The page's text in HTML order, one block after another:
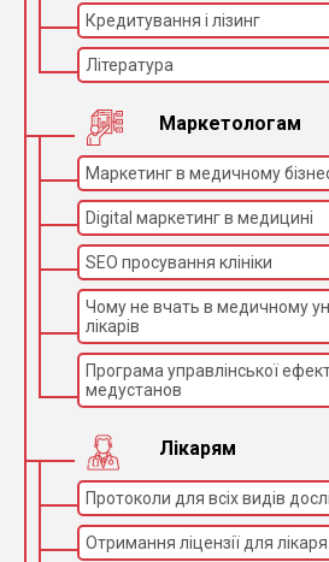
Кредитування і лізинг
Література
Маркетологам
Маркетинг в медичному
Digital маркетинг в медицині
SEO просування клініки
Чому не вчать в медичному
лікарів
Програма управлінської
медустанов
Лікарям
Протоколи для всіх видів
Отримання ліцензії для